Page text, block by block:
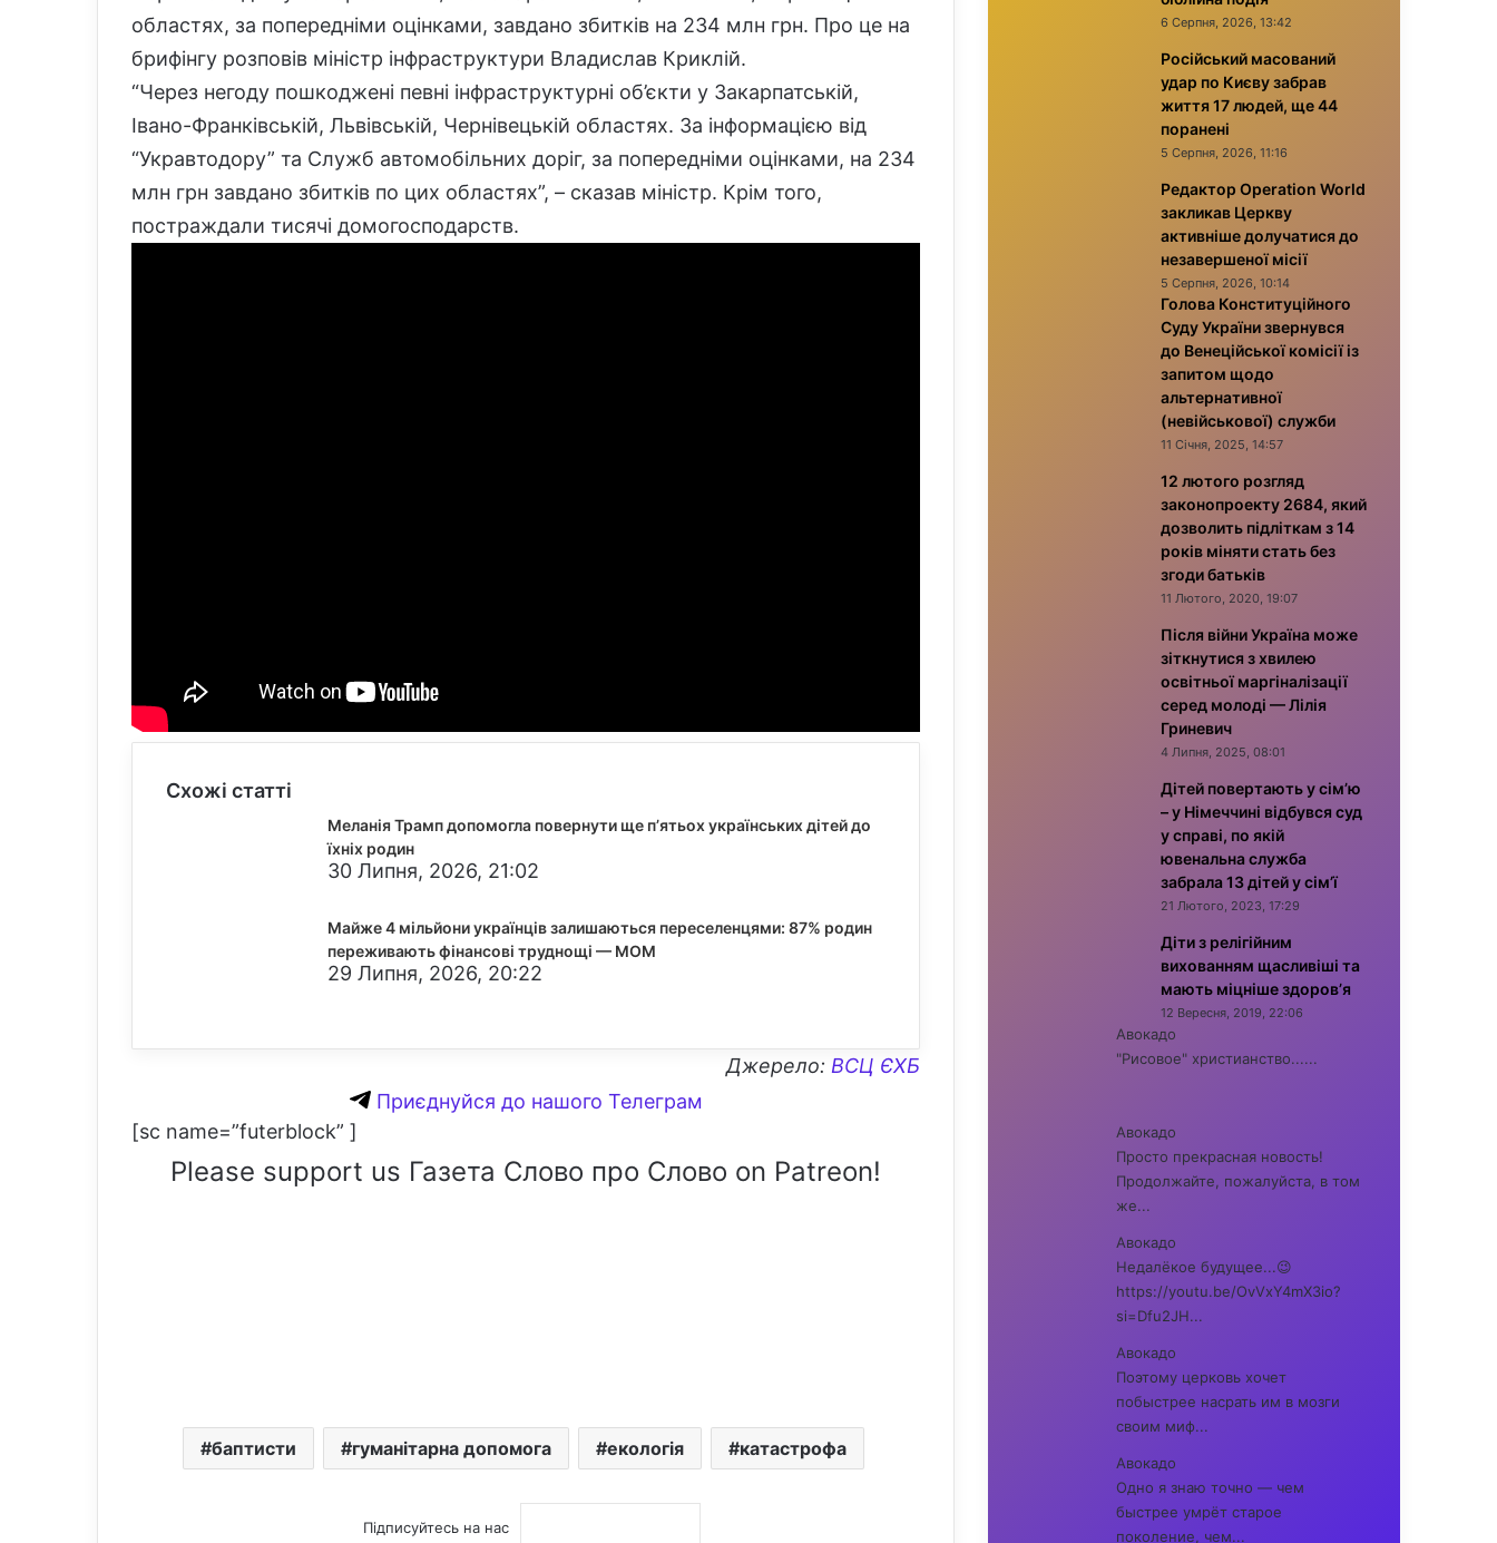
областях, за попередніми оцінками, завдано збитків на 234 млн грн. Про це на
брифінгу розповів міністр інфраструктури Владислав Криклій.
“Через негоду пошкоджені певні інфраструктурні об’єкти у Закарпатській,
Івано-Франківській, Львівській, Чернівецькій областях. За інформацією від
“Укравтодору” та Служб автомобільних доріг, за попередніми оцінками, на 234
млн грн завдано збитків по цих областях”, – сказав міністр. Крім того,
постраждали тисячі домогосподарств.
Схожі статті
Меланія Трамп допомогла повернути ще п’ятьох українських дітей до
їхніх родин
30 Липня, 2026, 21:02
Майже 4 мільйони українців залишаються переселенцями: 87% родин
переживають фінансові труднощі — МОМ
29 Липня, 2026, 20:22
Джерело: ВСЦ ЄХБ
Приєднуйся до нашого Телеграм
[sc name=”futerblock” ]
Please support us Газета Слово про Слово on Patreon!
баптисти гуманітарна допомога екологія катастрофа
Підписуйтесь на нас
6 Серпня, 2026, 13:42
Російський масований
удар по Києву забрав
життя 17 людей, ще 44
поранені
5 Серпня, 2026, 11:16
Редактор Operation World
закликав Церкву
активніше долучатися до
незавершеної місії
5 Серпня, 2026, 10:14
Голова Конституційного
Суду України звернувся
до Венеційської комісії із
запитом щодо
альтернативної
(невійськової) служби
11 Січня, 2025, 14:57
12 лютого розгляд
законопроекту 2684, який
дозволить підліткам з 14
років міняти стать без
згоди батьків
11 Лютого, 2020, 19:07
Після війни Україна може
зіткнутися з хвилею
освітньої маргіналізації
серед молоді — Лілія
Гриневич
4 Липня, 2025, 08:01
Дітей повертають у сім’ю
– у Німеччині відбувся суд
у справі, по якій
ювенальна служба
забрала 13 дітей у сім’ї
21 Лютого, 2023, 17:29
Діти з релігійним
вихованням щасливіші та
мають міцніше здоров’я
12 Вересня, 2019, 22:06
Авокадо
"Рисовое" христианство......
Авокадо
Просто прекрасная новость!
Продолжайте, пожалуйста, в том
же...
Авокадо
Недалёкое будущее...😉
https://youtu.be/OvVxY4mX3io?
si=Dfu2JH...
Авокадо
Поэтому церковь хочет
побыстрее насрать им в мозги
своим миф...
Авокадо
Одно я знаю точно — чем
быстрее умрёт старое
поколение, чем...